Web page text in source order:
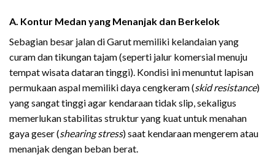
A. Kontur Medan yang Menanjak dan Berkelok
Sebagian besar jalan di Garut memiliki kelandaian yang
curam dan tikungan tajam (seperti jalur komersial menuju
tempat wisata dataran tinggi). Kondisi ini menuntut lapisan
permukaan aspal memiliki daya cengkeram (skid resistance)
yang sangat tinggi agar kendaraan tidak slip, sekaligus
memerlukan stabilitas struktur yang kuat untuk menahan
gaya geser (shearing stress) saat kendaraan mengerem atau
menanjak dengan beban berat.